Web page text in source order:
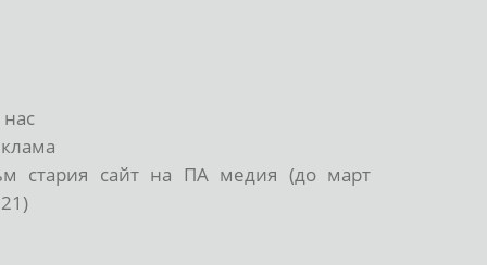
нас
стария сайт на ПА медия (до март